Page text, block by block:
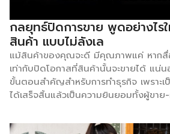
พฤติกรรม “เออ-ออ” – ไม่ใช่แค่การตาม
ดร.บุญยิ่ง คงอาชาภัทร หัวหน้าสาขาการ
จัดการ มหาวิทยาลัยมหิดล อธิบายว่า พฤ
หมายถึง การคล้อยตามหรือทำตามของค
“คนส่วนใหญ่น่าจะเลือกสิ่งที่ถูกต้อง” ทำใ
ต้องศึกษาข้อมูลก่อน แรงจูงใจ […]
กลยุทธ์ปิดการขาย พูดอย่างไร
สินค้า แบบไม่ลังเล
แม้สินค้าของคุณจะดี มีคุณภาพแค่ หากสื่
เท่ากับปิดโอกาสที่สินค้านั้นจะขายได้ แน่น
ขั้นตอนสำคัญสำหรับการทำธุรกิจ เพราะ
ได้เสร็จสิ้นแล้วเป็นความยินยอมทั้งผู้ขาย
การนั้นก็ขึ้นอยู่กับประสบการณ์ของผู้ซื้อกับ